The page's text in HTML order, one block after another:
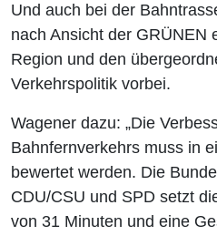
Und auch bei der
nach Ansicht der GRÜNEN
Region und den
Verkehrspolitik vorbei.
Wagener dazu: „Die
Bahnfernverkehrs muss in
bewertet werden. Die
CDU/CSU und SPD setzt
von 31 Minuten und eine